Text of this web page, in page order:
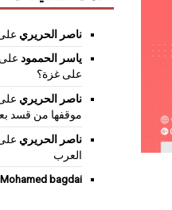
ناصر الحريري
ياسر الحممود على
على غزة؟
ناصر الحريري
موقفها من قسد
ناصر الحريري
العرب
Mohamed bagdai